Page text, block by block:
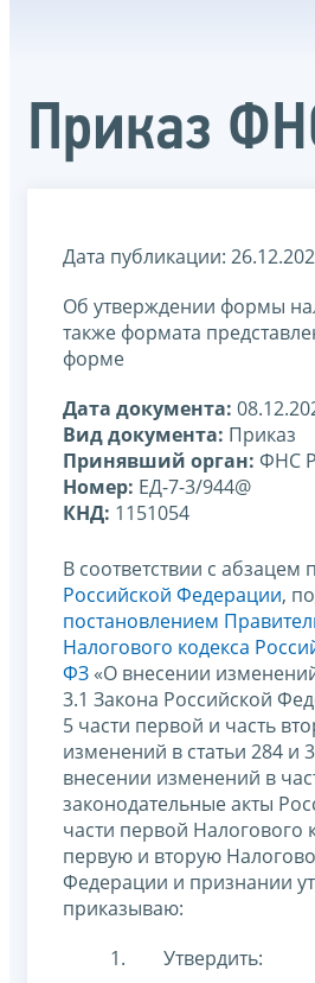
Приказ
Дата публикации:
Об утверждении формы
также формата
форме
Дата документа:
Вид документа: Приказ
Принявший орган: ФНС
Номер: ЕД-7-3/944@
КНД: 1151054
В соответствии с
Российской Федерации,
постановлением
Налогового кодекса
ФЗ «О внесении
3.1 Закона Российской
5 части первой и часть
изменений в статьи 284 и
внесении изменений в
законодательные акты
части первой Налогового
первую и вторую
Федерации и признании
приказываю:
Утвердить: